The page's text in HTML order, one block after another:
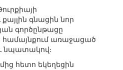
գնացին նոր
գործընթացը
համայնքում առաջացած
նպատակով։
հետո եկեղեցին